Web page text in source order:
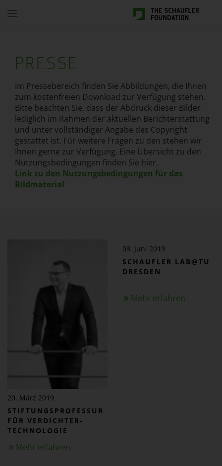
Toggle
PRESSE
Im Pressebereich finden Sie Abbildungen, die Ihnen
zum kostenfreien Download zur Verfügung stehen.
Bitte beachten Sie, dass der Abdruck dieser Bilder
lediglich im Rahmen der aktuellen Berichterstattung
und unter vollständiger Angabe des Copyright
gestattet ist. Für weitere Fragen zu den stehen wir
Ihnen gerne zur Verfügung. Eine Übersicht zu den
Nutzungsbedingungen finden Sie hier.
Link zu den Nutzungsbedingungen für das
Bildmaterial
20. März 2019
STIFTUNGS­PROFESSUR
FÜR VERDICHTER­
TECHNOLOGIE
Mehr erfahren
03. Juni 2019
SCHAUFLER LAB@TU
DRESDEN
Mehr erfahren